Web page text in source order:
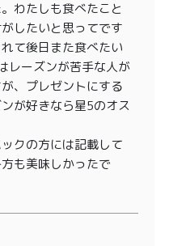
わたしも食べたこと
したいと思ってです
て後日また食べたい
レーズンが苦手な人が
、プレゼントにする
が好きなら星5のオス
クの方には記載して
も美味しかったで